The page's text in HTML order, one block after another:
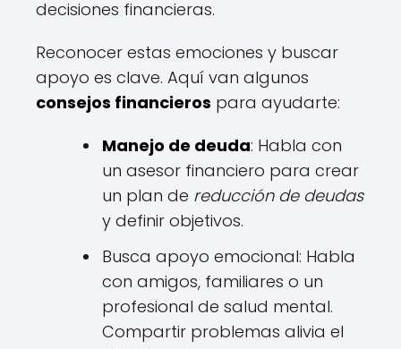
decisiones financieras.
Reconocer estas emociones y buscar
apoyo es clave. Aquí van algunos
consejos financieros para ayudarte:
Manejo de deuda: Habla con
un asesor financiero para crear
un plan de reducción de deudas
y definir objetivos.
Busca apoyo emocional: Habla
con amigos, familiares o un
profesional de salud mental.
Compartir problemas alivia el